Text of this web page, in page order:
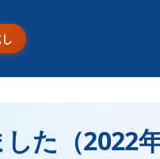
た（2022年